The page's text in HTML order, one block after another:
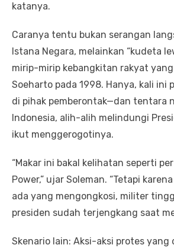
katanya.
Caranya tentu bukan serangan
Istana Negara, melainkan “kudeta
mirip-mirip kebangkitan rakyat
Soeharto pada 1998. Hanya, kali ini
di pihak pemberontak—dan tentara
Indonesia, alih-alih melindungi
ikut menggerogotinya.
“Makar ini bakal kelihatan seperti
Power,” ujar Soleman. “Tetapi
ada yang mengongkosi, militer
presiden sudah terjengkang saat
Skenario lain: Aksi-aksi protes yang